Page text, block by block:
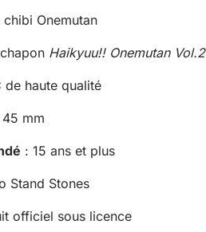
chibi Onemutan
Haikyuu!! Onemutan Vol.2
de haute qualité
mm
: 15 ans et plus
Stand Stones
officiel sous licence